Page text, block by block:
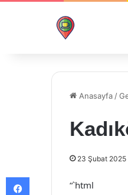
Anasayfa /
23 Şubat 2025
“`html
Facebook